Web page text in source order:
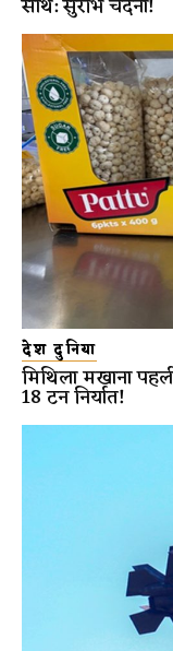
साथ: सुरभि चंदना!
देश दुनिया
मिथिला मखाना
18 टन निर्यात!